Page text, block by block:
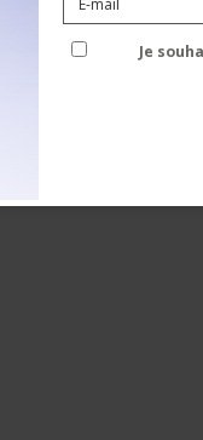
Contention
MOLLETJe